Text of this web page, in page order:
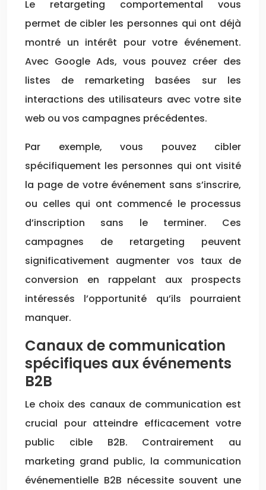
Le retargeting comportemental vous
permet de cibler les personnes qui ont déjà
montré un intérêt pour votre événement.
Avec Google Ads, vous pouvez créer des
listes de remarketing basées sur les
interactions des utilisateurs avec votre site
web ou vos campagnes précédentes.
Par exemple, vous pouvez cibler
spécifiquement les personnes qui ont visité
la page de votre événement sans s’inscrire,
ou celles qui ont commencé le processus
d’inscription sans le terminer. Ces
campagnes de retargeting peuvent
significativement augmenter vos taux de
conversion en rappelant aux prospects
intéressés l’opportunité qu’ils pourraient
manquer.
Canaux de communication
spécifiques aux événements
B2B
Le choix des canaux de communication est
crucial pour atteindre efficacement votre
public cible B2B. Contrairement au
marketing grand public, la communication
événementielle B2B nécessite souvent une